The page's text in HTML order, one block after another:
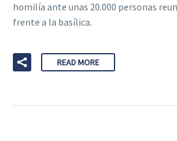
homilía ante unas 20.000 personas
frente a la basílica.
READ MORE